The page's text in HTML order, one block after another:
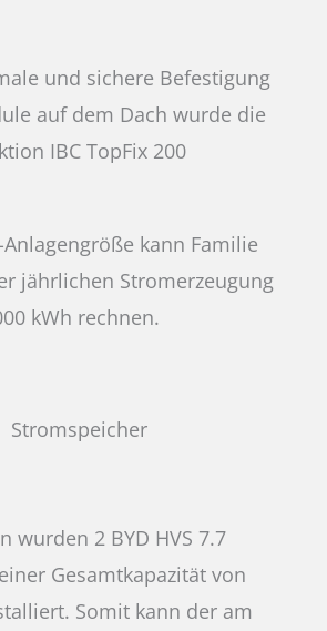
und sichere Befestigung
auf dem Dach wurde die
IBC TopFix 200
kann Familie
jährlichen Stromerzeugung
kWh rechnen.
Stromspeicher
wurden 2 BYD HVS 7.7
Gesamtkapazität von
Somit kann der am